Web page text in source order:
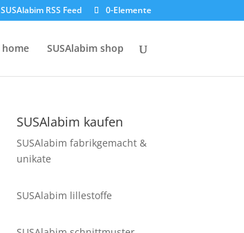
SUSAlabim RSS Feed 0-Elemente
home SUSAlabim shop
SUSAlabim kaufen
SUSAlabim fabrikgemacht &
unikate
SUSAlabim lillestoffe